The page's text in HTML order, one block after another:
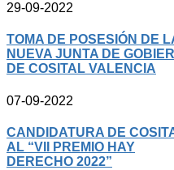
29-09-2022
TOMA DE POSESIÓN DE
NUEVA JUNTA DE
DE COSITAL VALENCIA
07-09-2022
CANDIDATURA DE
AL “VII PREMIO HAY
DERECHO 2022”